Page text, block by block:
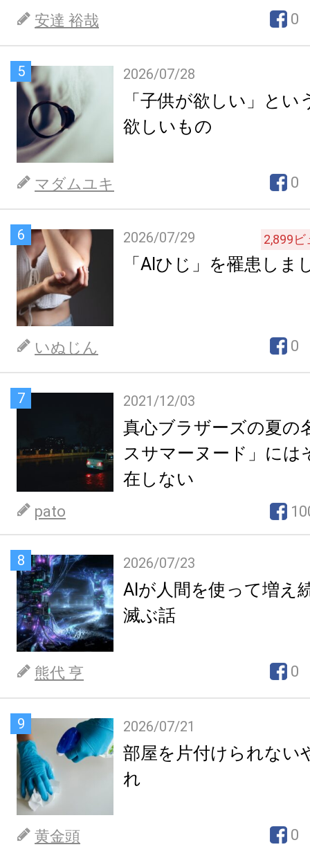
安達 裕哉 0
5 2026/07/28
「子供が欲しい」とい
欲しいもの
マダムユキ 0
6 2026/07/29 2,899ビ
「AIひじ」を罹患しま
いぬじん 0
7 2021/12/03
真心ブラザーズの夏の
スサマーヌード」には
在しない
pato
8 2026/07/23
AIが人間を使って増え
滅ぶ話
熊代 亨 0
9 2026/07/21
部屋を片付けられない
れ
黄金頭 0